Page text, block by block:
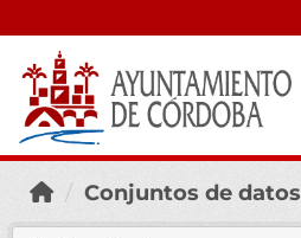
Conjuntos de datos